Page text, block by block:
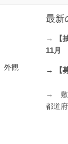
外観
最新
→
【
11月
→ 【
→
都道